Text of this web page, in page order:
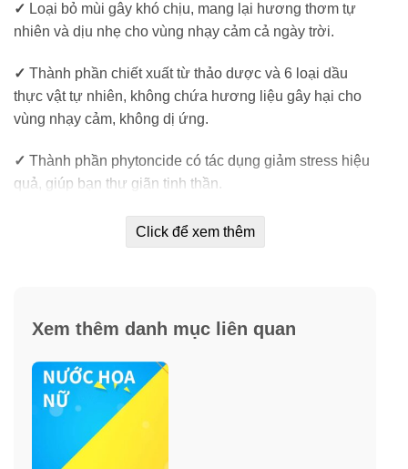
✓ Loại bỏ mùi gây khó chịu, mang lại hương thơm tự
nhiên và dịu nhẹ cho vùng nhạy cảm cả ngày trời.
✓ Thành phần chiết xuất từ thảo dược và 6 loại dầu
thực vật tự nhiên, không chứa hương liệu gây hại cho
vùng nhạy cảm, không dị ứng.
✓ Thành phần phytoncide có tác dụng giảm stress hiệu
quả, giúp bạn thư giãn tinh thần.
Giúp bạn tự tin và thoải mái hơn trong những ngày
sâu sắc, vô cùng quyến rũ, sang chảnh.
Click để xem thêm
Xem thêm danh mục liên quan